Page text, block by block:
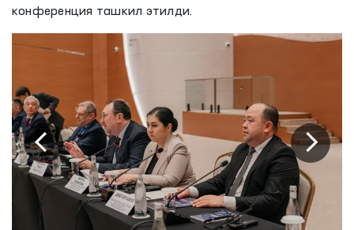
конференция ташкил этилди.